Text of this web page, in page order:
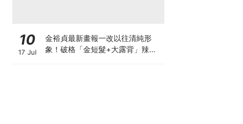
10
17 Jul
金裕貞最新畫報一改以往清純形
象！破格「金短髮+大露背」辣翻